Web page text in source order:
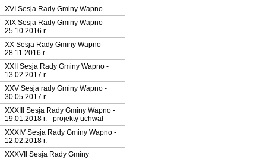
XVI Sesja Rady Gminy Wapno
XIX Sesja Rady Gminy Wapno -
25.10.2016 r.
XX Sesja Rady Gminy Wapno -
28.11.2016 r.
XXII Sesja Rady Gminy Wapno -
13.02.2017 r.
XXV Sesja rady Gminy Wapno -
30.05.2017 r.
XXXIII Sesja Rady Gminy Wapno -
19.01.2018 r. - projekty uchwał
XXXIV Sesja Rady Gminy Wapno -
12.02.2018 r.
XXXVII Sesja Rady Gminy